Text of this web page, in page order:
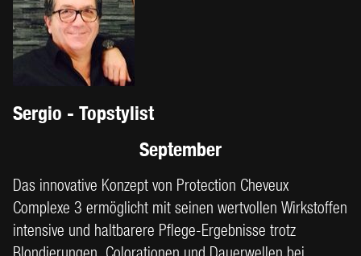
Sergio - Topstylist
September
Das innovative Konzept von Protection Cheveux
Complexe 3 ermöglicht mit seinen wertvollen Wirkstoffen
intensive und haltbarere Pflege-Ergebnisse trotz
Blondierungen, Colorationen und Dauerwellen bei